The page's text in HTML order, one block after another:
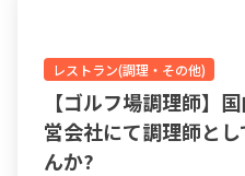
レストラン(調理・その他)
【ゴルフ場調理師】
営会社にて調理師と
んか?